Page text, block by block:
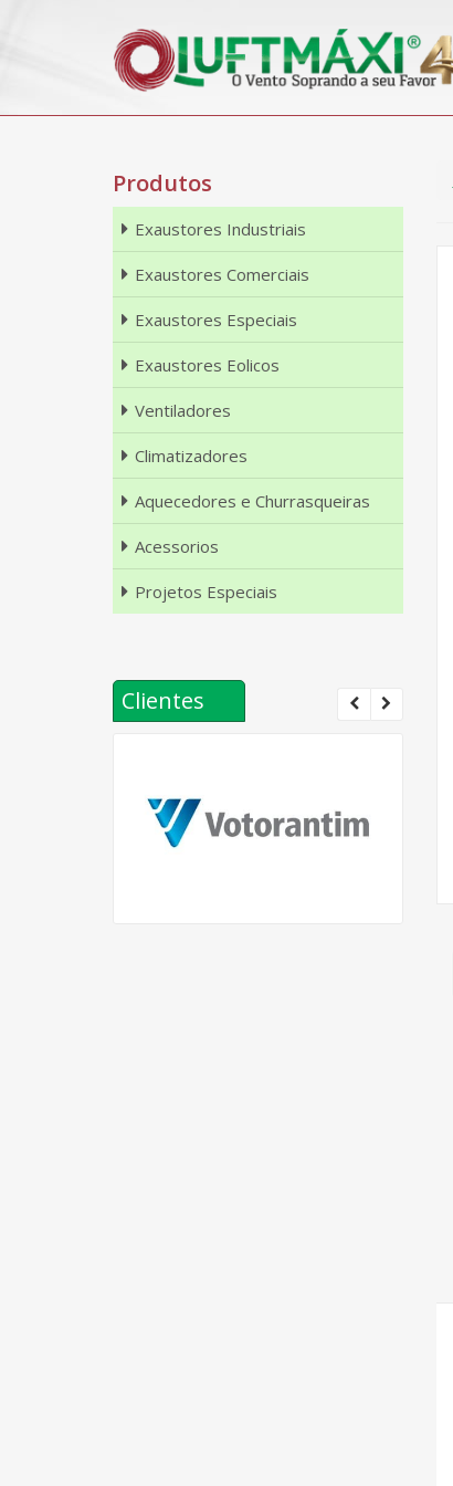
Produtos
Exaustores Industriais
Exaustores Comerciais
Exaustores Especiais
Exaustores Eolicos
Ventiladores
Climatizadores
Aquecedores e Churrasqueiras
Acessorios
Projetos Especiais
Clientes